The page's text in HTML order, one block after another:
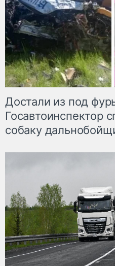
Достали из под
Госавтоинспектор
собаку